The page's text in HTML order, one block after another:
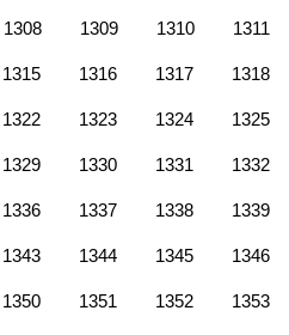
1308 1309 1310 1311
1315 1316 1317 1318
1322 1323 1324 1325
1329 1330 1331 1332
1336 1337 1338 1339
1343 1344 1345 1346
1350 1351 1352 1353